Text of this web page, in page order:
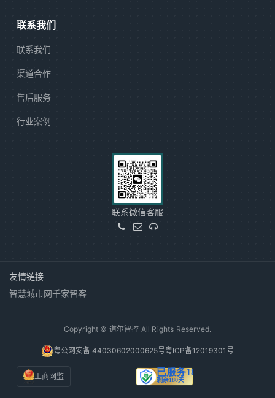
联系我们
联系我们
渠道合作
售后服务
行业案例
联系微信客服
友情链接
智慧城市网千家智客
Copyright © 道尔智控 All Rights Reserved.
粤公网安备 44030602000625号粤ICP备12019301号
工商网监